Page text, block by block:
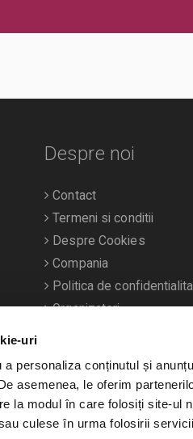
uri
a personaliza conținutul și
asemenea, le oferim
la modul în care folosiți site-ul
culese în urma folosirii
Despre noi
Contact
Termeni si conditii
Despre Cookies
Compania
Politica de
Organizatori